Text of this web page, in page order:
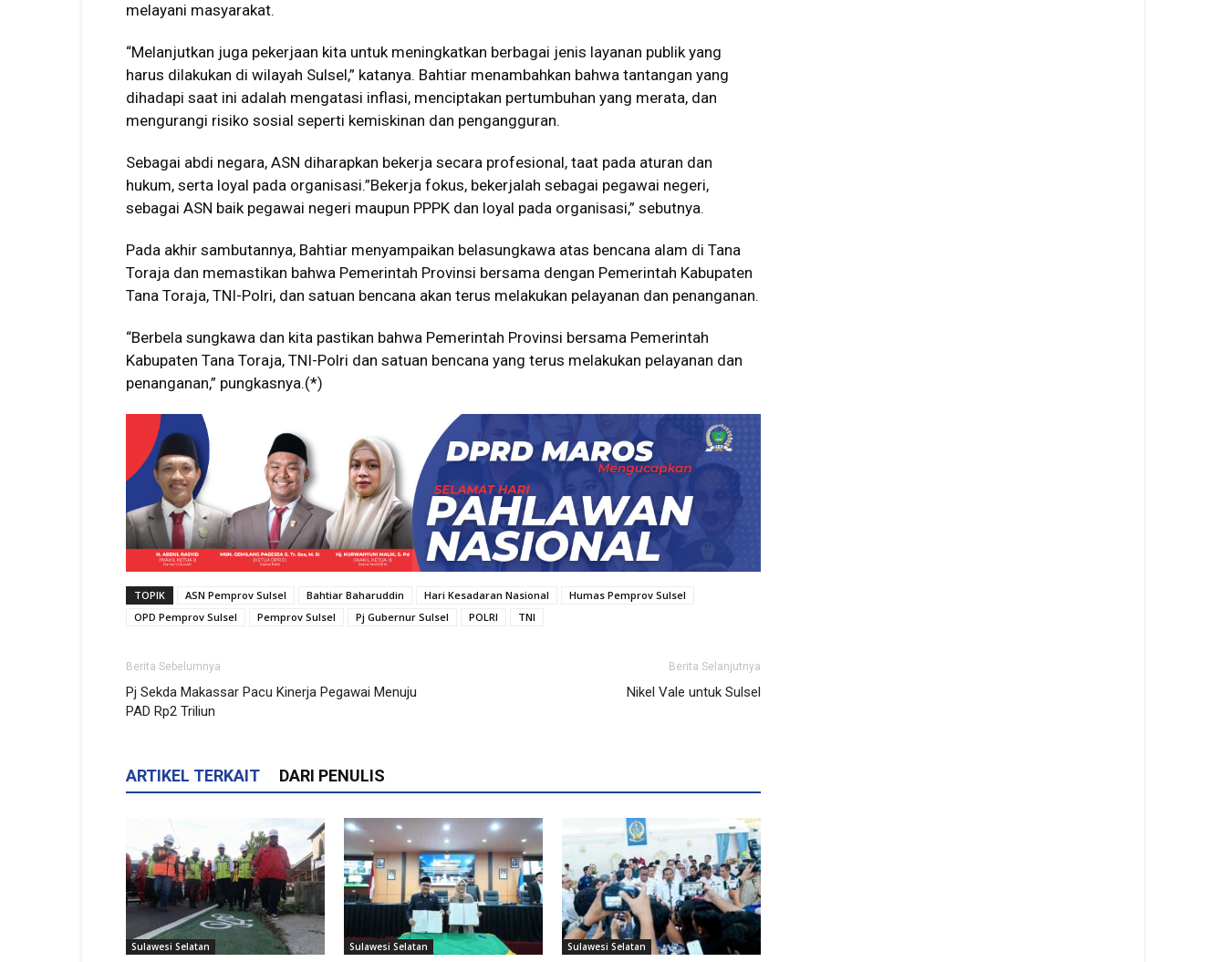
melayani masyarakat.
“Melanjutkan juga pekerjaan kita untuk meningkatkan berbagai jenis layanan publik yang
harus dilakukan di wilayah Sulsel,” katanya. Bahtiar menambahkan bahwa tantangan yang
dihadapi saat ini adalah mengatasi inflasi, menciptakan pertumbuhan yang merata, dan
mengurangi risiko sosial seperti kemiskinan dan pengangguran.
Sebagai abdi negara, ASN diharapkan bekerja secara profesional, taat pada aturan dan
hukum, serta loyal pada organisasi.”Bekerja fokus, bekerjalah sebagai pegawai negeri,
sebagai ASN baik pegawai negeri maupun PPPK dan loyal pada organisasi,” sebutnya.
Pada akhir sambutannya, Bahtiar menyampaikan belasungkawa atas bencana alam di Tana
Toraja dan memastikan bahwa Pemerintah Provinsi bersama dengan Pemerintah Kabupaten
Tana Toraja, TNI-Polri, dan satuan bencana akan terus melakukan pelayanan dan penanganan.
“Berbela sungkawa dan kita pastikan bahwa Pemerintah Provinsi bersama Pemerintah
Kabupaten Tana Toraja, TNI-Polri dan satuan bencana yang terus melakukan pelayanan dan
penanganan,” pungkasnya.(*)
TOPIK ASN Pemprov Sulsel Bahtiar Baharuddin Hari Kesadaran Nasional
Humas Pemprov Sulsel
OPD Pemprov Sulsel
Pemprov Sulsel Pj Gubernur Sulsel POLRI TNI
Berita Sebelumnya
Pj Sekda Makassar Pacu Kinerja Pegawai Menuju
PAD Rp2 Triliun
Berita Selanjutnya
Nikel Vale untuk Sulsel
ARTIKEL TERKAIT DARI PENULIS
Sulawesi Selatan Sulawesi Selatan Sulawesi Selatan